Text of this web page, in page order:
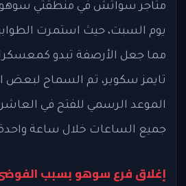
متاجر سواتش في منطقتي سوهو
يوم السبت، حيث استمرت
مما جعل الأرصفة تبدو
تايمز سكوير، تم السماح لبعض
الموعد الرسمي للفتح في
جميع الساعات خلال ساعة
إغلاق فرع سوهو بسبب